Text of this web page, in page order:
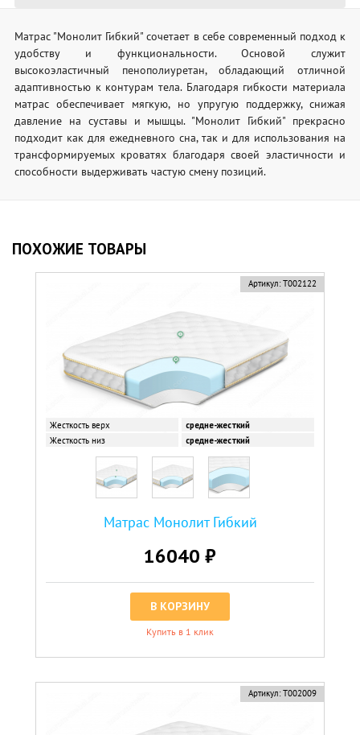
Матрас "Монолит Гибкий" сочетает в себе современный подход к
удобству и функциональности. Основой служит
высокоэластичный пенополиуретан, обладающий отличной
адаптивностью к контурам тела. Благодаря гибкости материала
матрас обеспечивает мягкую, но упругую поддержку, снижая
давление на суставы и мышцы. "Монолит Гибкий" прекрасно
подходит как для ежедневного сна, так и для использования на
трансформируемых кроватях благодаря своей эластичности и
способности выдерживать частую смену позиций.
ПОХОЖИЕ ТОВАРЫ
Артикул: Т002122
Жесткость верх
средне-жесткий
Жесткость низ
средне-жесткий
Матрас Монолит Гибкий
16040 ₽
В КОРЗИНУ
Купить в 1 клик
Артикул: Т002009